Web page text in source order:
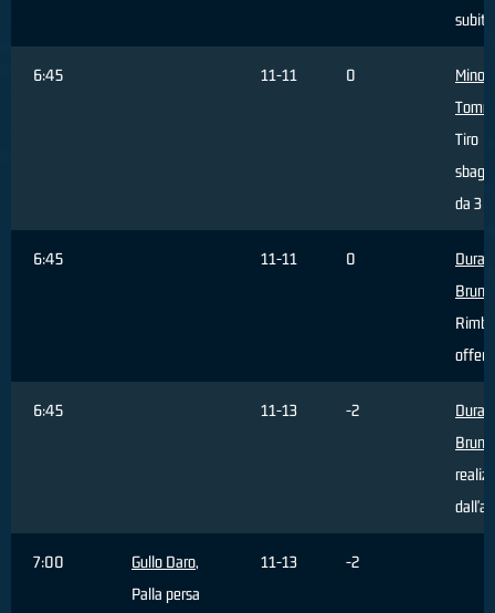
subito
6:45 11-11 0
Minoli
Tiro
da 3
6:45 11-11 0
Bruno
6:45 11-13 -2
Bruno
7:00 Gullo Daro,
Palla persa
11-13 -2